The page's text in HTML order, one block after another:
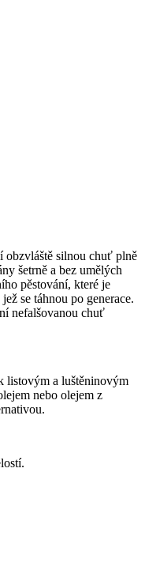
obzvláště silnou chuť plně
šetrně a bez umělých
pěstování, které je
se táhnou po generace.
nefalšovanou chuť
listovým a luštěninovým
nebo olejem z